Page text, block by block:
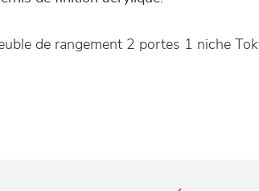
de rangement 2 portes 1 niche